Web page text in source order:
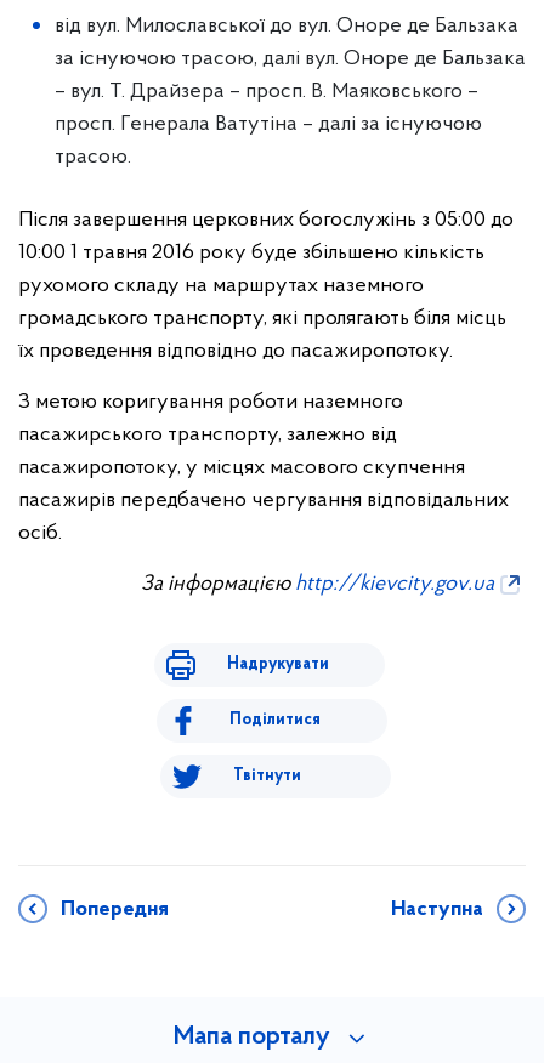
від вул. Милославської до вул. Оноре де Бальзака
за існуючою трасою, далі вул. Оноре де Бальзака
– вул. Т. Драйзера – просп. В. Маяковського –
просп. Генерала Ватутіна – далі за існуючою
трасою.
Після завершення церковних богослужінь з 05:00 до
10:00 1 травня 2016 року буде збільшено кількість
рухомого складу на маршрутах наземного
громадського транспорту, які пролягають біля місць
їх проведення відповідно до пасажиропотоку.
З метою коригування роботи наземного
пасажирського транспорту, залежно від
пасажиропотоку, у місцях масового скупчення
пасажирів передбачено чергування відповідальних
осіб.
За інформацією http://kievcity.gov.ua
Надрукувати
Поділитися
Твітнути
Попередня Наступна
Мапа порталу